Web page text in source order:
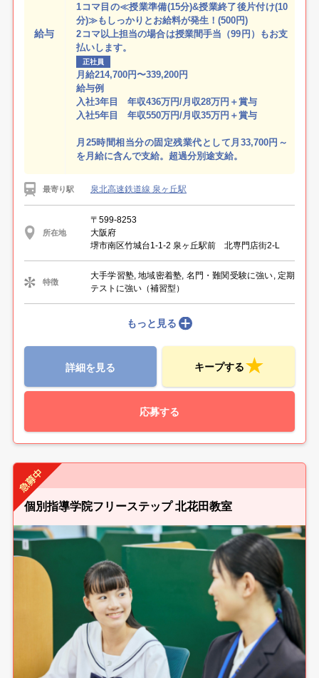
給与
1コマ目の≪授業準備(15分)&授業終了後片付け(10
分)≫もしっかりとお給料が発生！(500円)
2コマ以上担当の場合は授業間手当（99円）もお支
払いします。
正社員
月給214,700円〜339,200円
給与例
入社3年目 年収436万円/月収28万円＋賞与
入社5年目 年収550万円/月収35万円＋賞与
月25時間相当分の固定残業代として月33,700円～
を月給に含んで支給。超過分別途支給。
最寄り駅 泉北高速鉄道線 泉ヶ丘駅
所在地
〒599-8253
大阪府
堺市南区竹城台1-1-2 泉ヶ丘駅前 北専門店街2-L
特徴
大手学習塾, 地域密着塾, 名門・難関受験に強い, 定期
テストに強い（補習型）
もっと見る
詳細を見る キープする
応募する
個別指導学院フリーステップ 北花田教室